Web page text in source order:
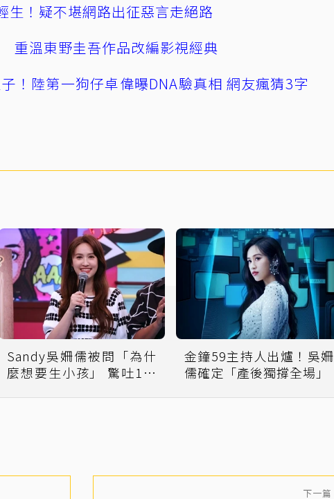
生！疑不堪網路出征惡言走絕路
重溫東野圭吾作品改編影視經典
！陸第一狗仔卓偉曝DNA驗真相 網友瘋猜3字
Sandy吳姍儒被問「為什
麼想要生小孩」 驚吐1句
金鐘59主持人出爐！吳姍
儒確定「產後獨撐全場」
下一篇